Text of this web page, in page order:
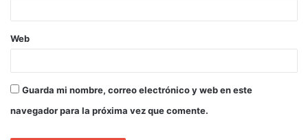
Web
Guarda mi nombre, correo electrónico y web en este
navegador para la próxima vez que comente.